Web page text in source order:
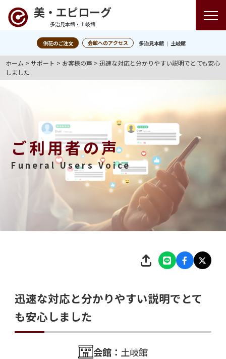
美・エピローグ
多治見本館・土岐館
供花のご注文 会館へのアクセス 多治見本館 土岐館
ホーム >サポート > お客様の声 >迅速な対応と分かりやすい説明でとても安心
しました
ご利用者の声
Funeral Users Voice
迅速な対応と分かりやすい説明でとて
も安心しました
会館： 土岐館